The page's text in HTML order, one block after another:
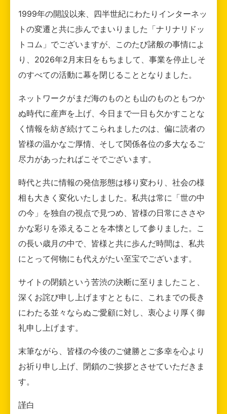
1999年の開設以来、四半世紀にわたりインターネッ
トの変遷と共に歩んでまいりました「ナリナリドッ
トコム」でございますが、このたび諸般の事情によ
り、2026年2月末日をもちまして、事業を停止しそ
のすべての活動に幕を閉じることとなりました。
ネットワークがまだ海のものとも山のものともつか
ぬ時代に産声を上げ、今日まで一日も欠かすことな
く情報を紡ぎ続けてこられましたのは、偏に読者の
皆様の温かなご厚情、そして関係各位の多大なるご
尽力があったればこそでございます。
時代と共に情報の発信形態は移り変わり、社会の様
相も大きく変化いたしました。私共は常に「世の中
の今」を独自の視点で見つめ、皆様の日常にささや
かな彩りを添えることを本懐として参りました。こ
の長い歳月の中で、皆様と共に歩んだ時間は、私共
にとって何物にも代えがたい至宝でございます。
サイトの閉鎖という苦渋の決断に至りましたこと、
深くお詫び申し上げますとともに、これまでの長き
にわたる並々ならぬご愛顧に対し、衷心より厚く御
礼申し上げます。
末筆ながら、皆様の今後のご健勝とご多幸を心より
お祈り申し上げ、閉鎖のご挨拶とさせていただきま
す。
謹白